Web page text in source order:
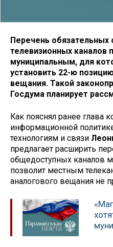
Перечень
телевизионных каналов
муниципальным, для
установить 22-ю
вещания. Такой
Госдума планирует
Как пояснял ранее глава
информационной
технологиям и связи
предлагает расширить
общедоступных каналов
позволит местным
аналогового вещания не